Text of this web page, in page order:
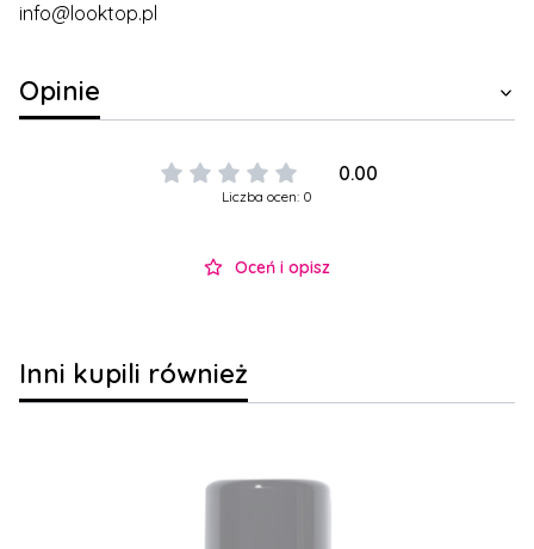
info@looktop.pl
Opinie
0.00
Liczba ocen: 0
Oceń i opisz
Inni kupili również